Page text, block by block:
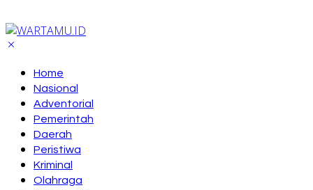
Home
Nasional
Adventorial
Pemerintah
Daerah
Peristiwa
Kriminal
Olahraga